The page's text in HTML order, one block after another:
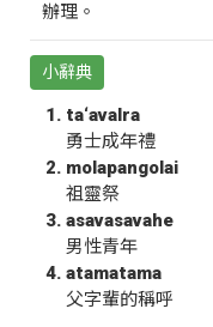
辦理。
小辭典
ta‘avalra
勇士成年禮
molapangolai
祖靈祭
asavasavahe
男性青年
atamatama
父字輩的稱呼